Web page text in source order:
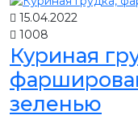
15.04.2022
1008
Куриная
зеленью